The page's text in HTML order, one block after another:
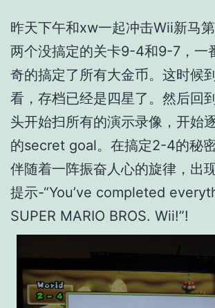
昨天下午和xw一起冲击Wii新马
两个没搞定的关卡9-4和9-7，一
奇的搞定了所有大金币。这时候
看，存档已经是四星了。然后回
头开始扫所有的演示录像，开始
的secret goal。在搞定2-4的秘
伴随着一阵振奋人心的旋律，出
提示-“You’ve completed
SUPER MARIO BROS. Wii!”!